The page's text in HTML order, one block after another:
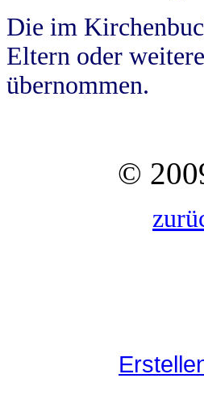
Die im
Eltern oder
übernommen.
©